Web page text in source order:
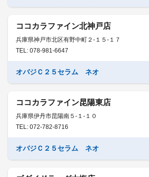
ココカラファイン北神戸店
兵庫県神戸市北区有野中町２-１５-１７
TEL: 078-981-6647
オバジＣ２５セラム ネオ
ココカラファイン昆陽東店
兵庫県伊丹市昆陽南５-１-１０
TEL: 072-782-8716
オバジＣ２５セラム ネオ